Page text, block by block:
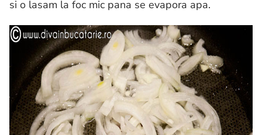
si o lasam la foc mic pana se evapora apa.